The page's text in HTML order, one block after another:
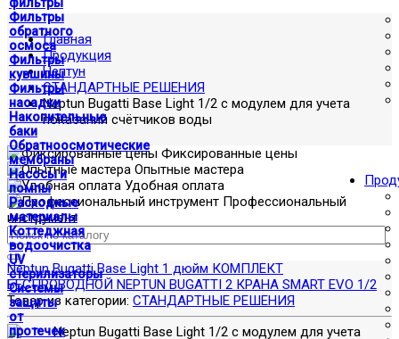
Фильтры
обратного
осмоса
Фильтры
кувшины
Фильтры
насадки
Накопительные
баки
Обратноосмотические
мембраны
Насосы и
помпы
Расходные
материалы
Коттеджная
водоочистка
UV
стерилизаторы
Системы
защиты
от
протечек
Главная
Продукция
Нептун
СТАНДАРТНЫЕ РЕШЕНИЯ
Neptun Bugatti Base Light 1/2 с модулем для учета
показаний счётчиков воды
Фиксированные цены
Опытные мастера
Удобная оплата
Профессиональный
инструмент
Neptun Bugatti Base Light 1 дюйм КОМПЛЕКТ
БЕСПРОВОДНОЙ NEPTUN BUGATTI 2 КРАНА SMART EVO 1/2
Товар из категории: СТАНДАРТНЫЕ РЕШЕНИЯ